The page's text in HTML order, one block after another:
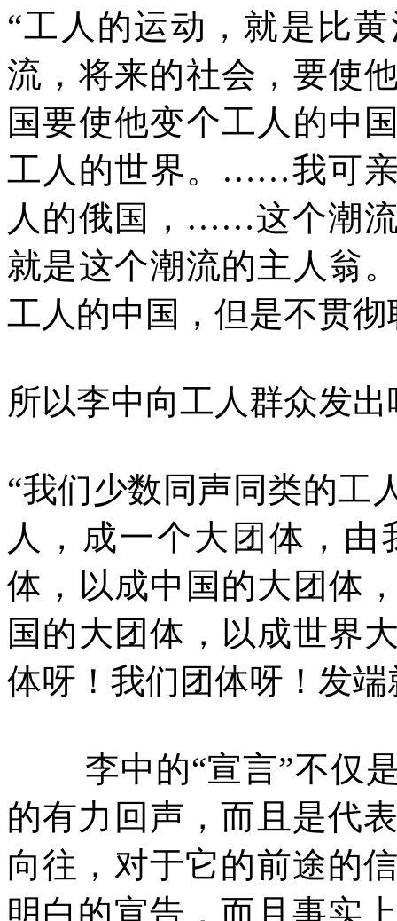
“工人的运动，就是比
流，将来的社会，要使
国要使他变个工人的中
工人的世界。 ……我可
人的俄国， ……这个潮
就是这个潮流的主人翁
工人的中国，但是不贯
所以李中向工人群众发
“我们少数同声同类的工
人，成一个大团体，
体，以成中国的大团体
国的大团体，以成世界
体呀！我们团体呀！发
李中的“宣言”不仅
的有力回声，而且是代
向往，对于它的前途的
明白的宣告，而且事实